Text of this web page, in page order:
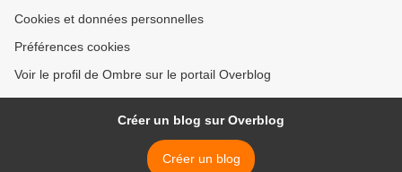
Cookies et données personnelles
Préférences cookies
Voir le profil de Ombre sur le portail Overblog
Créer un blog sur Overblog
Créer un blog